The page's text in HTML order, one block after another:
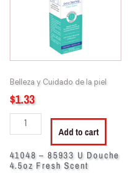
Belleza y Cuidado de la piel
$1.33
quantity
Add to cart
41048 – 85933 U Douche
4.5oz Fresh Scent